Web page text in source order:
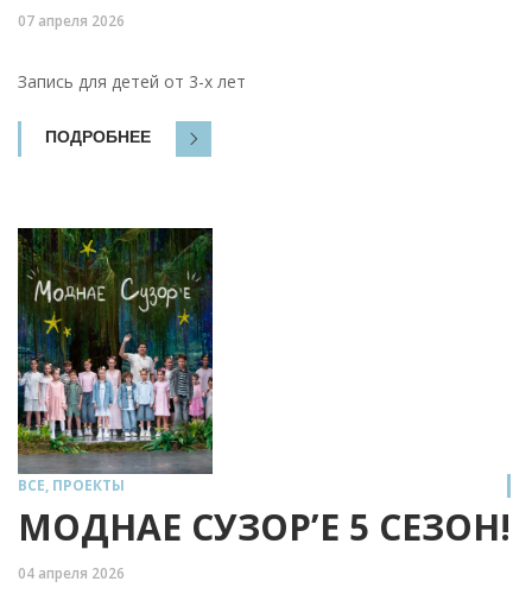
07 апреля 2026
Запись для детей от 3-х лет
ПОДРОБНЕЕ
ВСЕ, ПРОЕКТЫ
МОДНАЕ СУЗОР’Е 5 СЕЗОН!
04 апреля 2026